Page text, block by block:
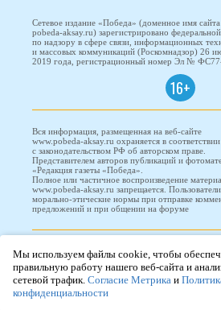
Сетевое издание «Победа» (доменное имя сайта
pobeda-aksay.ru) зарегистрировано
по надзору в сфере связи, информационных
и массовых коммуникаций (Роскомнадзор) 26
2019 года, регистрационный номер Эл №
16+
Вся информация, размещенная на веб-сайте
www.pobeda-aksay.ru охраняется в соответствии
с законодательством РФ об авторском праве.
Представителем авторов публикаций и
«Редакция газеты «Победа».
Полное или частичное воспроизведение
www.pobeda-aksay.ru запрещается.
морально-этические нормы при отправке
предложений и при общении на форуме
ПОБЕДА © 2010-2026
Мы используем файлы cookie, чтобы
правильную работу нашего веб-сайта и
сетевой трафик. Согласие Метрика и
конфиденциальности